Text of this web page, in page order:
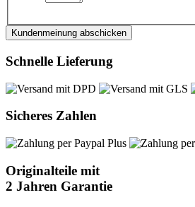
Kundenmeinung abschicken
Schnelle Lieferung
Sicheres Zahlen
Originalteile mit
2 Jahren Garantie